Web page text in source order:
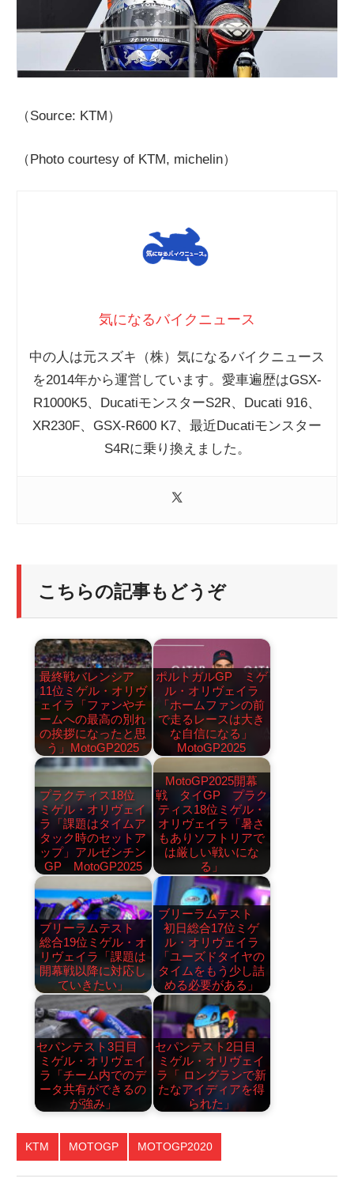
（Source: KTM）
（Photo courtesy of KTM, michelin）
気になるバイクニュース
中の人は元スズキ（株）気になるバイクニュース
を2014年から運営しています。愛車遍歴はGSX-
R1000K5、DucatiモンスターS2R、Ducati 916、
XR230F、GSX-R600 K7、最近Ducatiモンスター
S4Rに乗り換えました。
こちらの記事もどうぞ
最終戦バレンシア
11位ミゲル・オリヴ
ェイラ「ファンやチ
ームへの最高の別れ
の挨拶になったと思
う」MotoGP2025
ポルトガルGP ミゲ
ル・オリヴェイラ
「ホームファンの前
で走るレースは大き
な自信になる」
MotoGP2025
プラクティス18位
ミゲル・オリヴェイ
ラ「課題はタイムア
タック時のセットア
ップ」アルゼンチン
GP MotoGP2025
MotoGP2025開幕
戦 タイGP プラク
ティス18位ミゲル・
オリヴェイラ「暑さ
もありソフトリアで
は厳しい戦いにな
る」
ブリーラムテスト
総合19位ミゲル・オ
リヴェイラ「課題は
開幕戦以降に対応し
ていきたい」
ブリーラムテスト
初日総合17位ミゲ
ル・オリヴェイラ
「ユーズドタイヤの
タイムをもう少し詰
める必要がある」
セパンテスト3日目
ミゲル・オリヴェイ
ラ「チーム内でのデ
ータ共有ができるの
が強み」
セパンテスト2日目
ミゲル・オリヴェイ
ラ「 ロングランで新
たなアイディアを得
られた」
KTM MOTOGP MOTOGP2020